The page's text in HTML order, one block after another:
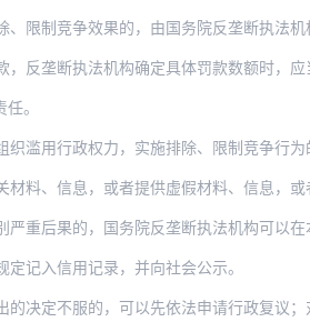
，由国务院反垄断执法机构责令停止实施集中、限期
构确定具体罚款数额时，应当考虑违法行为的性质
。
实施排除、限制竞争行为的，由上级机关责令改正；
提供虚假材料、信息，或者隐匿、销毁、转移证据，
院反垄断执法机构可以在本法第五十六条、第五十七
记入信用记录，并向社会公示。
定不服的，可以先依法申请行政复议；对行